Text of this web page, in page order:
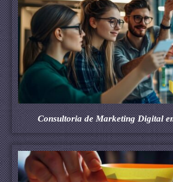
Consultoria de Marketing Digital